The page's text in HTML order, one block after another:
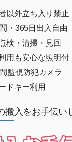
以外立ち入り禁止
・365日出入自由
検・清掃・見回
用も安心な照明付
監視防犯カメラ
ドキー利用
搬入をお手伝い